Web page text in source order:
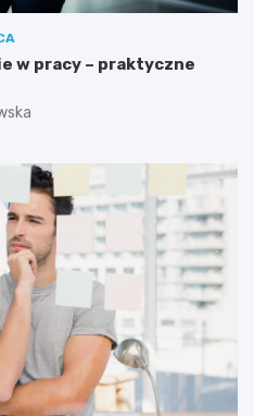
w pracy – praktyczne